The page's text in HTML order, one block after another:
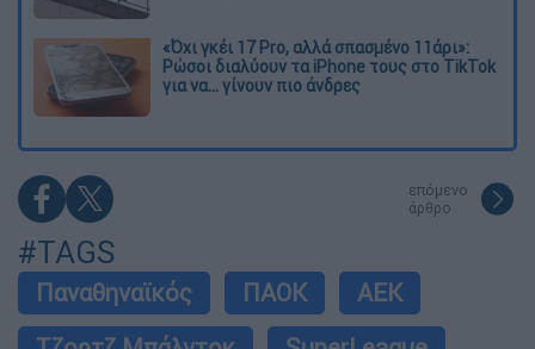
«Όχι γκέι 17 Pro, αλλά σπασμένο 11άρι»:
Ρώσοι διαλύουν τα iPhone τους στο TikTok
για να... γίνουν πιο άνδρες
επόμενο
άρθρο
#TAGS
Παναθηναϊκός ΠΑΟΚ
ΑΕΚ